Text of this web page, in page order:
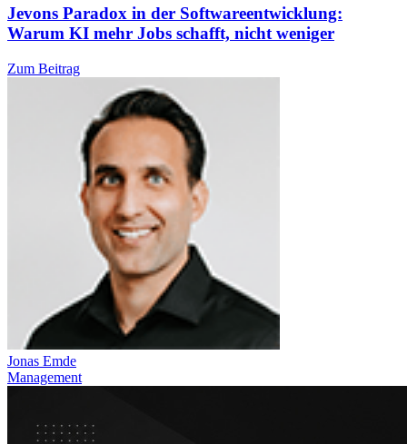
Jevons Paradox in der Softwareentwicklung:
Warum KI mehr Jobs schafft, nicht weniger
Zum Beitrag
Jonas Emde
Management